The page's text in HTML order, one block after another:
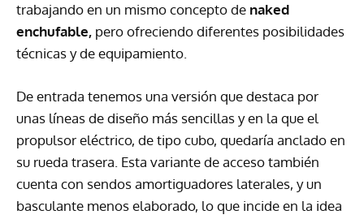
trabajando en un mismo concepto de naked
enchufable, pero ofreciendo diferentes posibilidades
técnicas y de equipamiento.
De entrada tenemos una versión que destaca por
unas líneas de diseño más sencillas y en la que el
propulsor eléctrico, de tipo cubo, quedaría anclado en
su rueda trasera. Esta variante de acceso también
cuenta con sendos amortiguadores laterales, y un
basculante menos elaborado, lo que incide en la idea